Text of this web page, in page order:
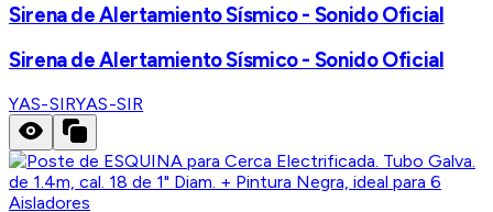
Sirena de Alertamiento Sísmico - Sonido Oficial
Sirena de Alertamiento Sísmico - Sonido Oficial
YAS-SIRYAS-SIR